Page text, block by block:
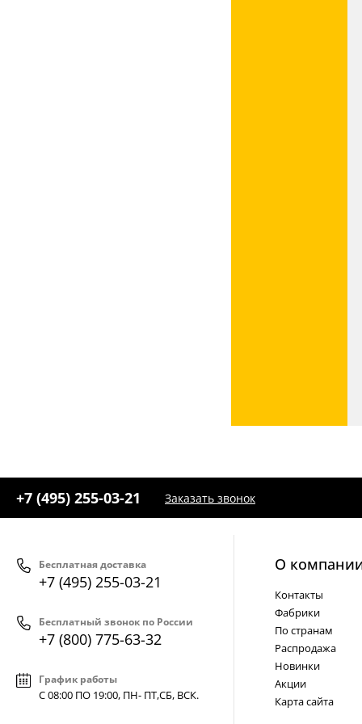
+7 (495) 255-03-21 Заказать звонок
Бесплатная доставка
+7 (495) 255-03-21
Бесплатный звонок по России
+7 (800) 775-63-32
График работы
С 08:00 ПО 19:00, ПН- ПТ,СБ, ВСК.
О
Контакты
Фабрики
По странам
Распродажа
Новинки
Акции
Карта сайта